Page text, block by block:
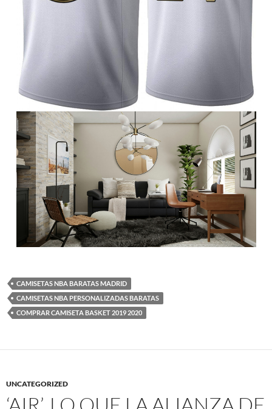
CAMISETAS NBA BARATAS MADRID
CAMISETAS NBA PERSONALIZADAS BARATAS
COMPRAR CAMISETA BASKET 2019 2020
UNCATEGORIZED